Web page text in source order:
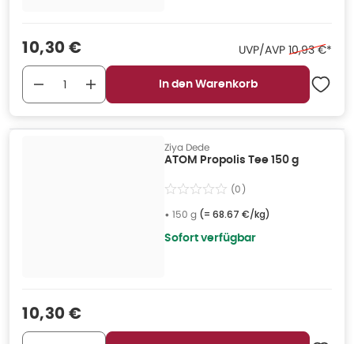
Verkaufspreis
10,30 € UVP/AVP Ehemaliger
10,93 €*
In den Warenkorb
Ziya Dede
ATOM Propolis Tee 150 g
(0)
• 150 g (= 68.67 €/kg)
Sofort verfügbar
Verkaufspreis
10,30 €